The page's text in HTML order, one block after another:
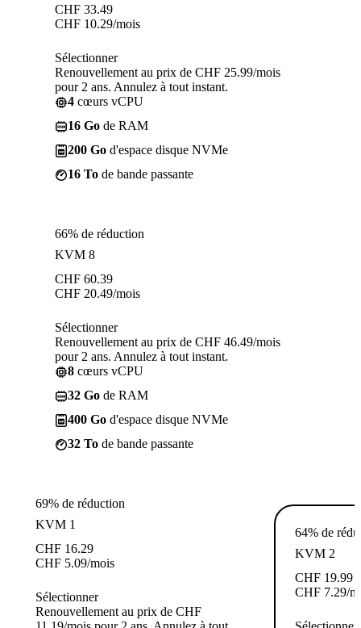
CHF 33.49
CHF 10.29/mois
Sélectionner
Renouvellement au prix de CHF 25.99/mois
pour 2 ans. Annulez à tout instant.
4 cœurs vCPU
16 Go de RAM
200 Go d'espace disque NVMe
16 To de bande passante
66% de réduction
KVM 8
CHF 60.39
CHF 20.49/mois
Sélectionner
Renouvellement au prix de CHF 46.49/mois
pour 2 ans. Annulez à tout instant.
8 cœurs vCPU
32 Go de RAM
400 Go d'espace disque NVMe
32 To de bande passante
69% de réduction
KVM 1
CHF 16.29
CHF 5.09/mois
Sélectionner
Renouvellement au prix de CHF
64% de
KVM 2
CHF 19.99
CHF 7.29/